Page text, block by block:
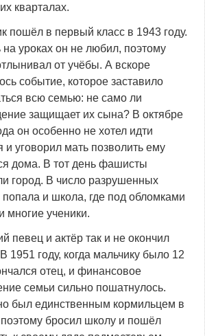
кварталах.
пошёл в первый класс в 1943 году.
на уроках он не любил, поэтому
от учёбы. А вскоре
событие, которое заставило
всю семью: не само ли
защищает их сына? В октябре
он особенно не хотел идти
и уговорил мать позволить ему
дома. В тот день фашисты
город. В число разрушенных
попала и школа, где под обломками
многие ученики.
певец и актёр так и не окончил
1951 году, когда мальчику было 12
отец, и финансовое
семьи сильно пошатнулось.
был единственным кормильцем в
бросил школу и пошёл